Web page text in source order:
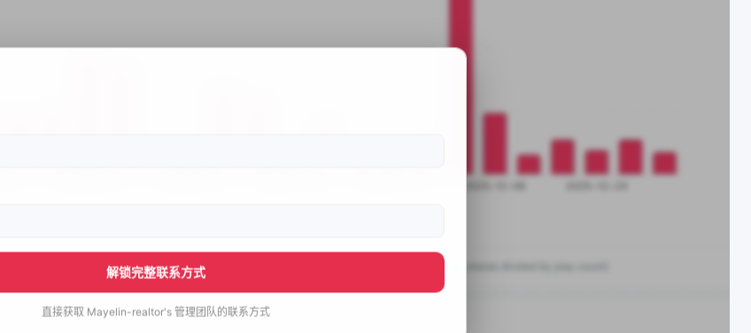
解锁完整联系方式
直接获取 Mayelin-realtor's 管理团队的联系方式